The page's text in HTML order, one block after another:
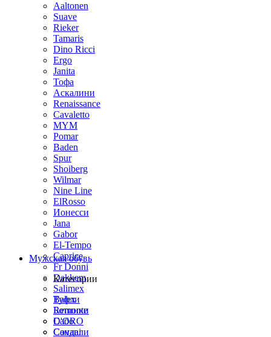
Aaltonen
Suave
Rieker
Tamaris
Dino Ricci
Ergo
Janita
Тофа
Аскалини
Renaissance
Cavaletto
MYM
Pomar
Baden
Spur
Shoiberg
Wilmar
Nine Line
ElRosso
Ионесси
Jana
Gabor
El-Tempo
Caprice
Fr Donni
Dakkem
Salimex
Balex
Remonte
D'ORO
Covani
Мужская обувь
Категории
Туфли
Ботинки
Сабо
Сандали